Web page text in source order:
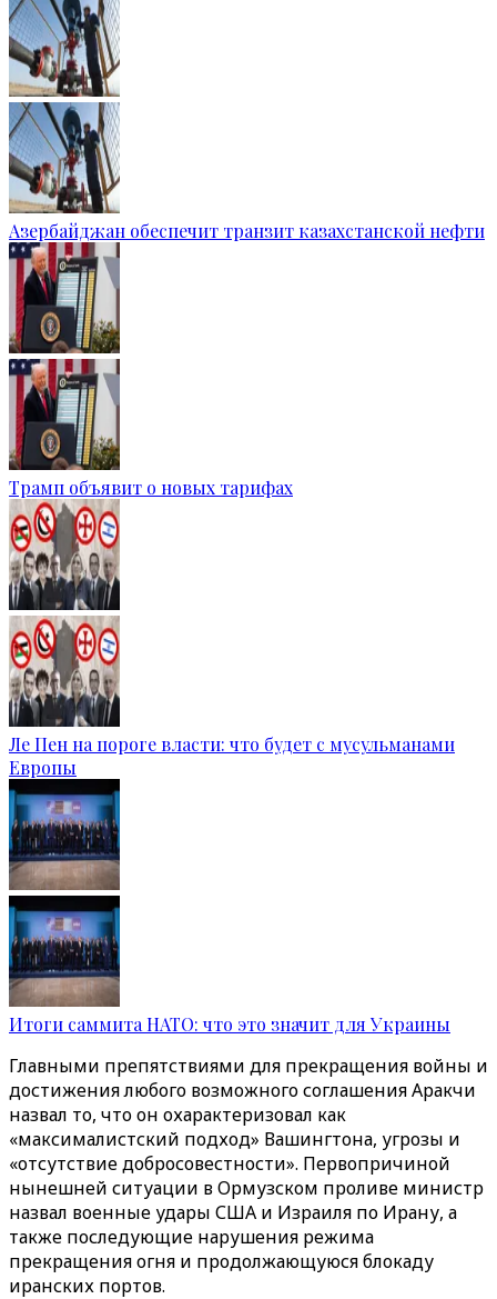
Азербайджан обеспечит транзит казахстанской нефти
Трамп объявит о новых тарифах
Ле Пен на пороге власти: что будет с мусульманами
Европы
Итоги саммита НАТО: что это значит для Украины
Главными препятствиями для прекращения войны и
достижения любого возможного соглашения Аракчи
назвал то, что он охарактеризовал как
«максималистский подход» Вашингтона, угрозы и
«отсутствие добросовестности». Первопричиной
нынешней ситуации в Ормузском проливе министр
назвал военные удары США и Израиля по Ирану, а
также последующие нарушения режима
прекращения огня и продолжающуюся блокаду
иранских портов.